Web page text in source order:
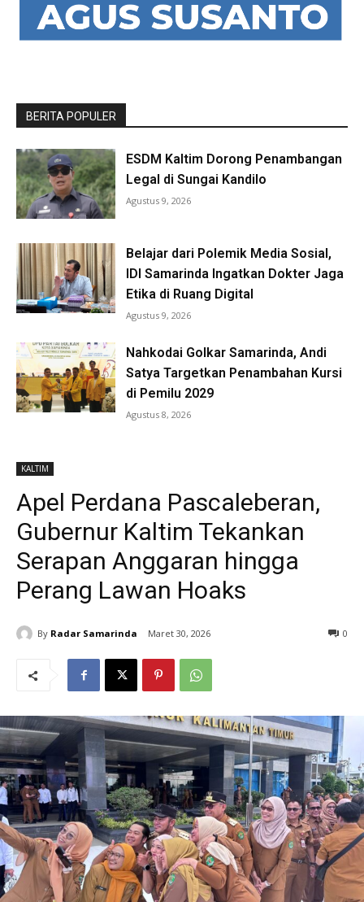
BERITA POPULER
ESDM Kaltim Dorong Penambangan
Legal di Sungai Kandilo
Agustus 9, 2026
Belajar dari Polemik Media Sosial,
IDI Samarinda Ingatkan Dokter Jaga
Etika di Ruang Digital
Agustus 9, 2026
Nahkodai Golkar Samarinda, Andi
Satya Targetkan Penambahan Kursi
di Pemilu 2029
Agustus 8, 2026